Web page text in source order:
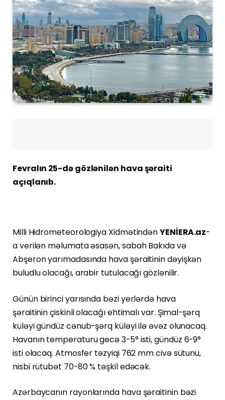
Fevralın 25-də gözlənilən hava şəraiti
açıqlanıb.
Milli Hidrometeorologiya XidmətindənYENİERA.az-
a verilən məlumata əsasən, sabah Bakıda və
Abşeron yarımadasında hava şəraitinin dəyişkən
buludlu olacağı, arabir tutulacağı gözlənilir.
Günün birinci yarısında bəzi yerlərdə hava
şəraitinin çiskinli olacağı ehtimalı var. Şimal-şərq
küləyi gündüz cənub-şərq küləyi ilə əvəz olunacaq.
Havanın temperaturu gecə 3-5° isti, gündüz 6-9°
isti olacaq. Atmosfer təzyiqi 762 mm civə sütunu,
nisbi rütubət 70-80 % təşkil edəcək.
Azərbaycanın rayonlarında hava şəraitinin bəzi